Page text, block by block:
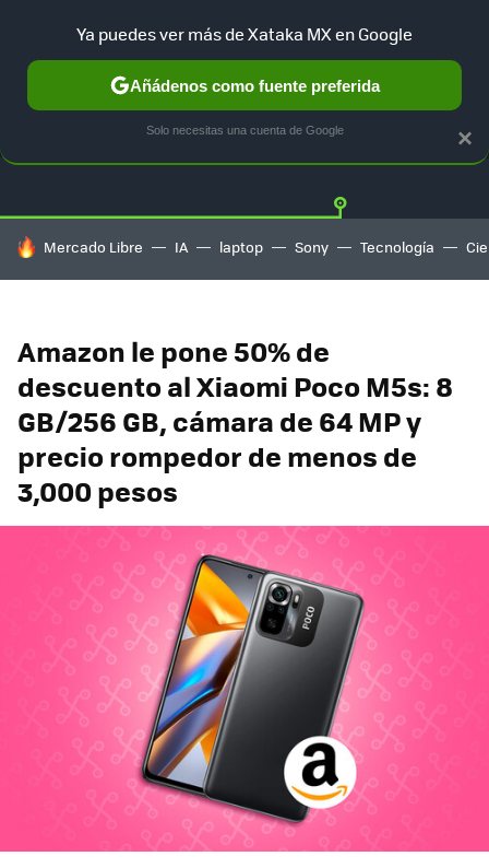
GUÍA DE COMPRAS MERCADO LIBRE
HOY SE HABLA DE
Mercado Libre IA laptop Sony Tecnología
Amazon le pone 50% de
descuento al Xiaomi Poco M5s: 8
GB/256 GB, cámara de 64 MP y
precio rompedor de menos de
3,000 pesos
×
Ya puedes ver más de Xataka MX en Google
Añádenos como fuente preferida
Solo necesitas una cuenta de Google